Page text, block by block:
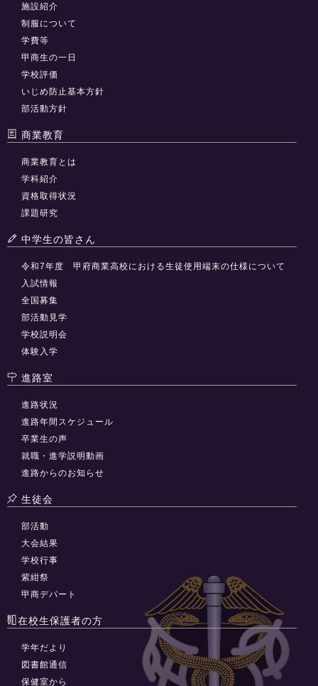
施設紹介
制服について
学費等
甲商生の一日
学校評価
いじめ防止基本方針
部活動方針
商業教育
商業教育とは
学科紹介
資格取得状況
課題研究
中学生の皆さん
令和7年度 甲府商業高校における生徒使用端末の仕様について
入試情報
全国募集
部活動見学
学校説明会
体験入学
進路室
進路状況
進路年間スケジュール
卒業生の声
就職・進学説明動画
進路からのお知らせ
生徒会
部活動
大会結果
学校行事
紫紺祭
甲商デパート
在校生保護者の方
学年だより
図書館通信
保健室から